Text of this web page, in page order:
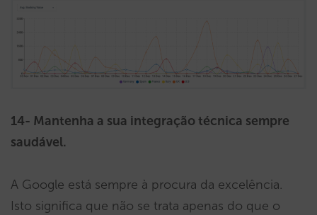
14- Mantenha a sua integração técnica sempre
saudável.
A Google está sempre à procura da excelência.
Isto significa que não se trata apenas do que o